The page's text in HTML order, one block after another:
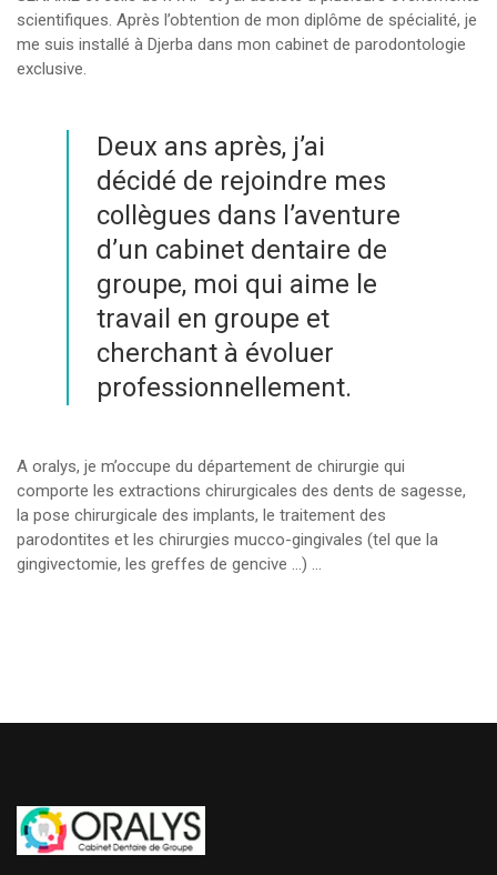
scientifiques. Après l’obtention de mon diplôme de spécialité, je
me suis installé à Djerba dans mon cabinet de parodontologie
exclusive.
Deux ans après, j’ai
décidé de rejoindre mes
collègues dans l’aventure
d’un cabinet dentaire de
groupe, moi qui aime le
travail en groupe et
cherchant à évoluer
professionnellement.
A oralys, je m’occupe du département de chirurgie qui
comporte les extractions chirurgicales des dents de sagesse,
la pose chirurgicale des implants, le traitement des
parodontites et les chirurgies mucco-gingivales (tel que la
gingivectomie, les greffes de gencive …) …